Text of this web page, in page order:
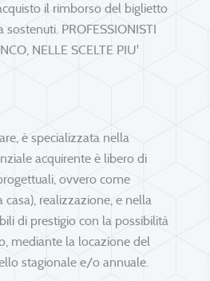
il rimborso del biglietto
sostenuti. PROFESSIONISTI
NELLE SCELTE PIU'
è specializzata nella
acquirente è libero di
ovvero come
casa), realizzazione, e nella
di prestigio con la possibilità
mediante la locazione del
stagionale e/o annuale.